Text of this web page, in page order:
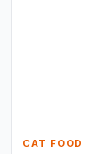
CAT FOOD